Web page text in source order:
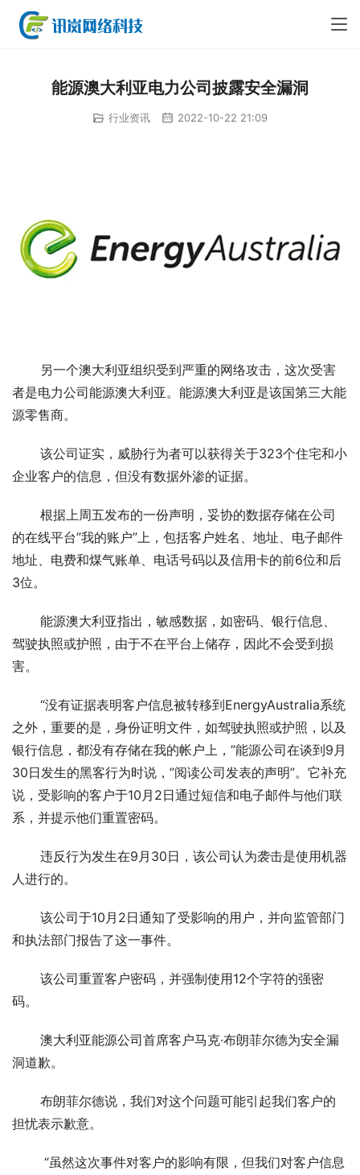
能源澳大利亚电力公司披露安全漏洞
行业资讯 2022-10-22 21:09
者是电力公司能源澳大利亚。能源澳大利亚是该国第三大能
源零售商。
企业客户的信息，但没有数据外渗的证据。
的在线平台”我的账户”上，包括客户姓名、地址、电子邮件
地址、电费和煤气账单、电话号码以及信用卡的前6位和后
3位。
驾驶执照或护照，由于不在平台上储存，因此不会受到损
害。
“没有证据表明客户信息被转移到EnergyAustralia系统
之外，重要的是，身份证明文件，如驾驶执照或护照，以及
银行信息，都没有存储在我的帐户上，”能源公司在谈到9月
30日发生的黑客行为时说，”阅读公司发表的声明”。它补充
说，受影响的客户于10月2日通过短信和电子邮件与他们联
系，并提示他们重置密码。
人进行的。
和执法部门报告了这一事件。
码。
洞道歉。
担忧表示歉意。